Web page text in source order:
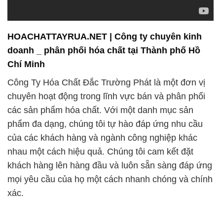
HOACHATTAYRUA.NET | Công ty chuyên kinh
doanh _ phân phối hóa chất tại Thành phố Hồ
Chí Minh
Công Ty Hóa Chất Đắc Trường Phát là một đơn vị
chuyên hoạt động trong lĩnh vực bán và phân phối
các sản phẩm hóa chất. Với một danh mục sản
phẩm đa dạng, chúng tôi tự hào đáp ứng nhu cầu
của các khách hàng và ngành công nghiệp khác
nhau một cách hiệu quả. Chúng tôi cam kết đặt
khách hàng lên hàng đầu và luôn sẵn sàng đáp ứng
mọi yêu cầu của họ một cách nhanh chóng và chính
xác.